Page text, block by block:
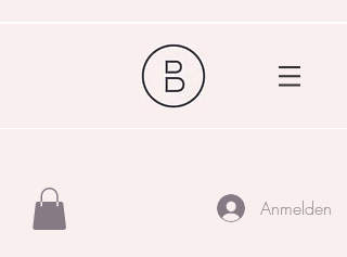
Anmelden